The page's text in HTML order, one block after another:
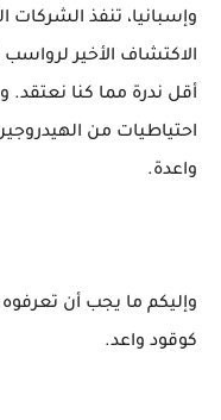
وإسبانيا، تنفذ
الاكتشاف الأخير
أقل ندرة مما كنا
احتياطيات من
واعدة.
وإليكم ما يجب أن
كوقود واعد.